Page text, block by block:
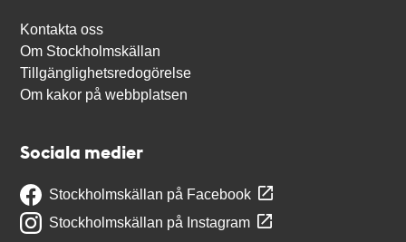
Kontakta oss
Om Stockholmskällan
Tillgänglighetsredogörelse
Om kakor på webbplatsen
Sociala medier
Stockholmskällan på Facebook
Stockholmskällan på Instagram